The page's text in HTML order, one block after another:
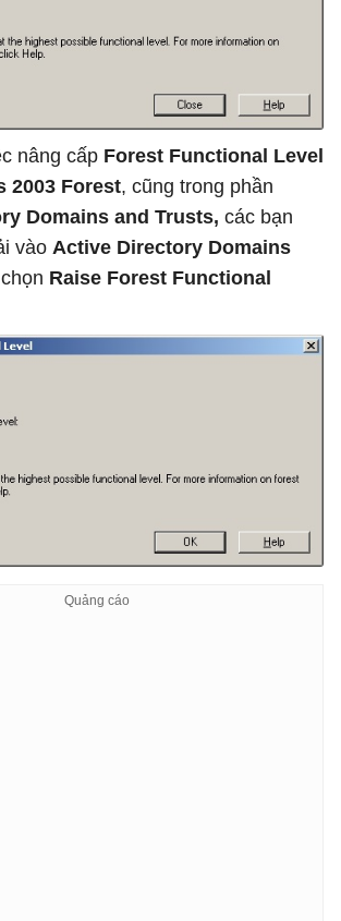
nâng cấp Forest Functional Level
2003 Forest, cũng trong phần
Domains and Trusts, các bạn
vào Active Directory Domains
Raise Forest Functional